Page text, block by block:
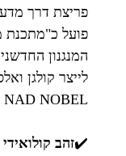
פועל כ"מתכנת
המנגנון
לייצר קולגן
NAD NOBEL פועלת על מיליוני תאים בו זמנית, מפעילה מנגנוני תיקון DNA ומאטה את תהליכי ההזדקנות הטבעיים.
✔️זהב